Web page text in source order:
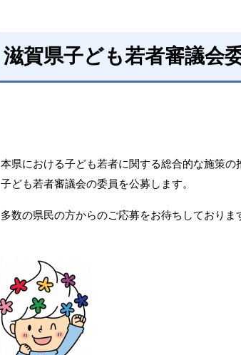
滋賀県子ども若者審議会
本県における子ども若者に関する総合的な施策
子ども若者審議会の委員を公募します。
多数の県民の方からのご応募をお待ちしておりま